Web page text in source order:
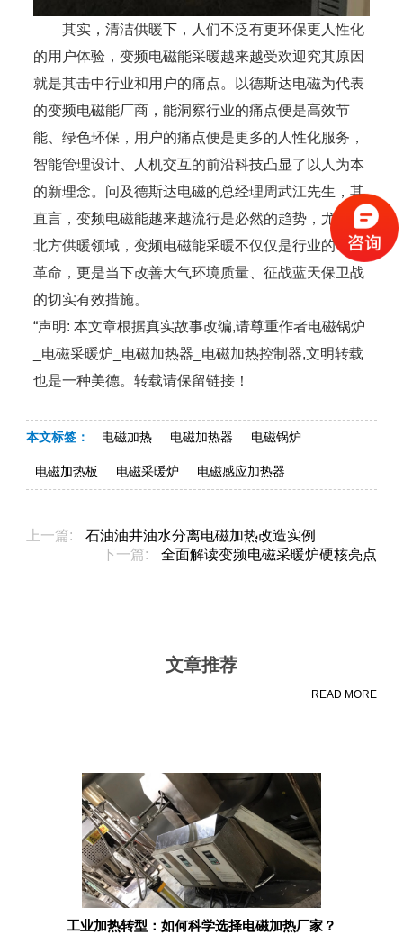
其实，清洁供暖下，人们不泛有更环保更人性化
的用户体验，变频电磁能采暖越来越受欢迎究其原因
就是其击中行业和用户的痛点。以德斯达电磁为代表
的变频电磁能厂商，能洞察行业的痛点便是高效节
能、绿色环保，用户的痛点便是更多的人性化服务，
智能管理设计、人机交互的前沿科技凸显了以人为本
的新理念。问及德斯达电磁的总经理周武江先生，其
直言，变频电磁能越来越流行是必然的趋势，尤其是
北方供暖领域，变频电磁能采暖不仅仅是行业的一次
革命，更是当下改善大气环境质量、征战蓝天保卫战
的切实有效措施。
“声明: 本文章根据真实故事改编,请尊重作者电磁锅炉
_电磁采暖炉_电磁加热器_电磁加热控制器,文明转载
也是一种美德。转载请保留链接！
本文标签： 电磁加热 电磁加热器 电磁锅炉
电磁加热板 电磁采暖炉 电磁感应加热器
上一篇:
石油油井油水分离电磁加热改造实例
下一篇:
全面解读变频电磁采暖炉硬核亮点
文章推荐
READ MORE
工业加热转型：如何科学选择电磁加热厂家？